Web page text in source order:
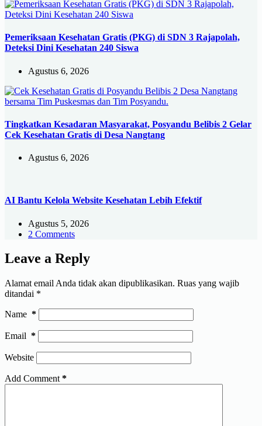
Pemeriksaan Kesehatan Gratis (PKG) di SDN 3 Rajapolah,
Deteksi Dini Kesehatan 240 Siswa
Agustus 6, 2026
Tingkatkan Kesadaran Masyarakat, Posyandu Belibis 2 Gelar
Cek Kesehatan Gratis di Desa Nangtang
Agustus 6, 2026
AI Bantu Kelola Website Kesehatan Lebih Efektif
Agustus 5, 2026
2 Comments
Leave a Reply
Alamat email Anda tidak akan dipublikasikan. Ruas yang wajib
ditandai *
Name *
Email *
Website
Add Comment *